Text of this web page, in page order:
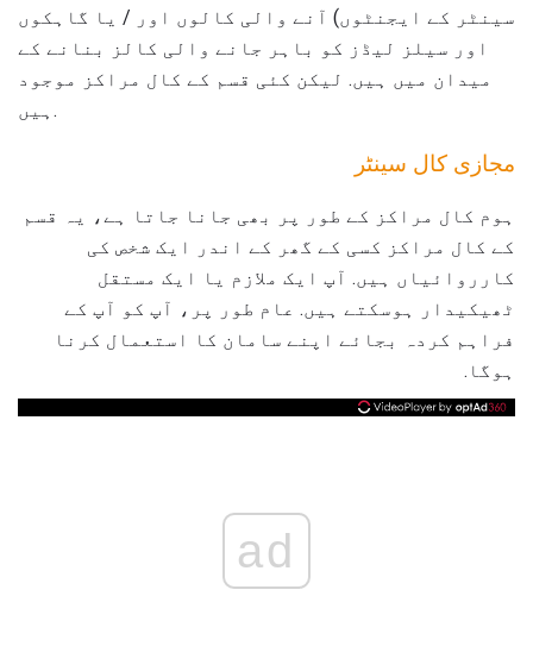
سینٹر کے ایجنٹوں) آنے والی کالوں اور / یا گاہکوں
اور سیلز لیڈز کو باہر جانے والی کالز بنانے کے
میدان میں ہیں. لیکن کئی قسم کے کال مراکز موجود
ہیں.
مجازی کال سینٹر
ہوم کال مراکز کے طور پر بھی جانا جاتا ہے، یہ قسم
کے کال مراکز کسی کے گھر کے اندر ایک شخص کی
کارروائیاں ہیں. آپ ایک ملازم یا ایک مستقل
ٹھیکیدار ہوسکتے ہیں. عام طور پر، آپ کو آپ کے
فراہم کردہ بجائے اپنے سامان کا استعمال کرنا
ہوگا.
ad